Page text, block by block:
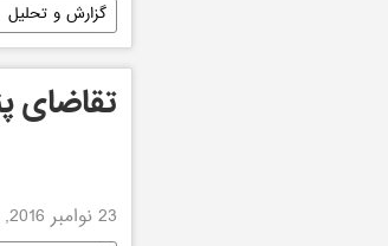
گزارش و تحلیل
تقاضای
23 نوامبر 2016, 20:00